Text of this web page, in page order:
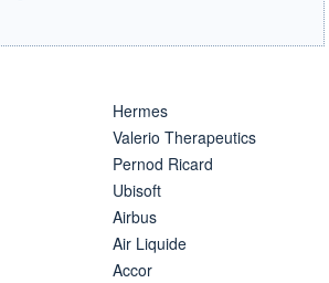
Hermes
Valerio Therapeutics
Pernod Ricard
Ubisoft
Airbus
Air Liquide
Accor